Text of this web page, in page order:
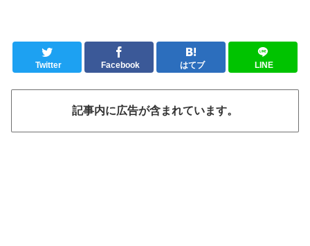
Twitter Facebook はてブ LINE
記事内に広告が含まれています。